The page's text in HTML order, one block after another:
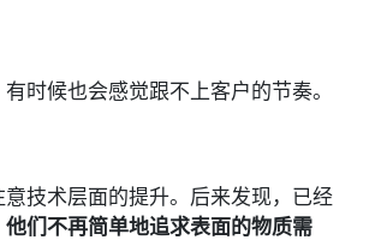
时候也会感觉跟不上客户的节奏。
技术层面的提升。后来发现，已经
他们不再简单地追求表面的物质需